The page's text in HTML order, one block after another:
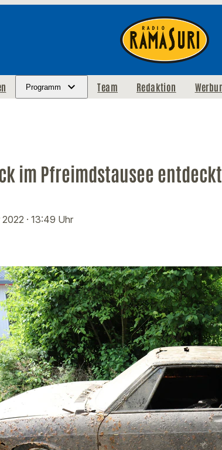
Programm Team Redaktion
im Pfreimdstausee entdeckt
2022 · 13:49 Uhr